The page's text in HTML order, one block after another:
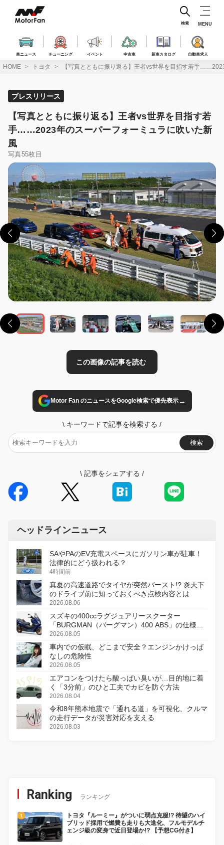
ス
車ニュース チューニング イベント 中古車 新車カタログ 自動車求人
検索 MENU
HOME トヨタ 【写真とともに振り返る】王者vs世界を目指す若手
プレスリリース
【写真とともに振り返る】王者vs世界を目指す若
手……2023年のスーパーフォーミュラに吹いた新
風
写真55枚目
この画像の記事を読む
Motor Fan のニュースをGoogle検索で優先表示→
\ キーワードで記事を検索する /
検索
\ 記事をシェアする /
ヘッドラインニュース
SAやPAのEV充電スペースにガソリン車が駐車！
法律的にどう扱われる？
4時間前
真夏の高速道路でタイヤが突然バースト!? 炎天下
のドライブ前に知っておくべき点検内容とは
2026.08.06
スズキの400ccラグジュアリースクーター
「BURGMAN（バーグマン）400 ABS」の仕様を
変更し、8月18日に発売
2026.08.05
車内での仮眠、どこまで安全？エンジンかけっぱ
なしの危険性
2026.08.05
エアコンをつけたら酸っぱい臭いが…目的地に着
く「3分前」のひと工夫でカビを防ぐ方法
2026.08.04
令和8年熊本地震で「通れる道」を可視化、クルマ
の走行データが災害対応を支える
2026.08.03
Ranking ランキング
トヨタ『ルーミー』がついに弱点克服!? 待望のハイ
ブリッド採用で燃費も走りも大進化、フルモデルチ
ェンジ級の変身で近日登場か!? 【予想CG付き】